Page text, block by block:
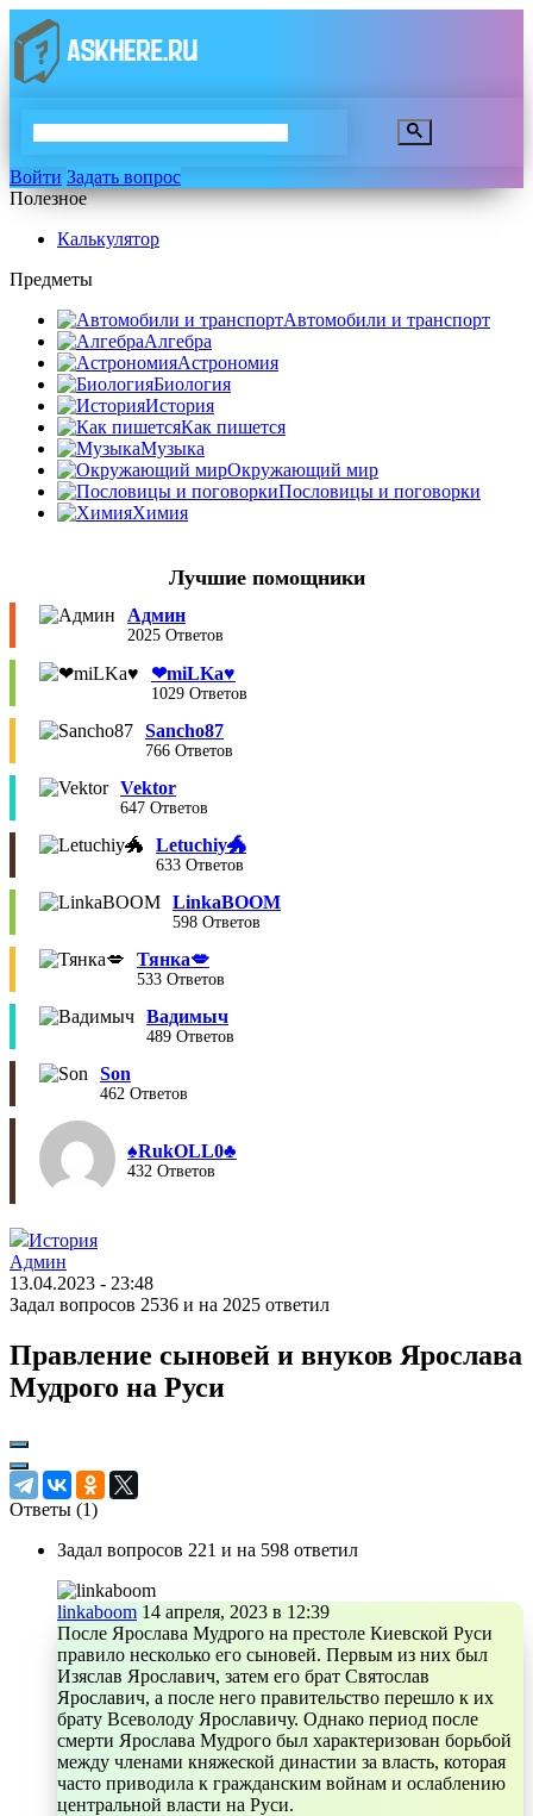
Войти Задать вопрос
Полезное
Калькулятор
Предметы
Автомобили и транспорт
Алгебра
Астрономия
Биология
История
Как пишется
Музыка
Окружающий мир
Пословицы и поговорки
Химия
Лучшие помощники
Админ
2025 Ответов
❤︎miLKa♥︎
1029 Ответов
Sancho87
766 Ответов
Vektor
647 Ответов
Letuchiy🐲
633 Ответов
LinkaBOOM
598 Ответов
Тянка💋
533 Ответов
Вадимыч
489 Ответов
Son
462 Ответов
♠︎RukOLL0♣︎
432 Ответов
История
Админ
13.04.2023 - 23:48
Задал вопросов 2536 и на 2025 ответил
Правление сыновей и внуков Ярослава
Мудрого на Руси
Ответы (1)
Задал вопросов 221 и на 598 ответил
linkaboom 14 апреля, 2023 в 12:39
После Ярослава Мудрого на престоле Киевской Руси
правило несколько его сыновей. Первым из них был
Изяслав Ярославич, затем его брат Святослав
Ярославич, а после него правительство перешло к их
брату Всеволоду Ярославичу. Однако период после
смерти Ярослава Мудрого был характеризован борьбой
между членами княжеской династии за власть, которая
часто приводила к гражданским войнам и ослаблению
центральной власти на Руси.